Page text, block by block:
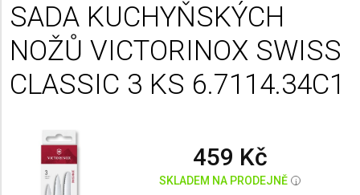
SADA KUCHYŇSKÝCH
NOŽŮ VICTORINOX SWISS
CLASSIC 3 KS 6.7114.34C1
459 Kč
SKLADEM NA PRODEJNĚ i